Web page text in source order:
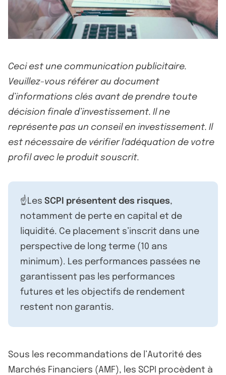
Ceci est une communication publicitaire.
Veuillez-vous référer au document
d’informations clés avant de prendre toute
décision finale d’investissement. Il ne
représente pas un conseil en investissement. Il
est nécessaire de vérifier l'adéquation de votre
profil avec le produit souscrit.
☝️Les SCPI présentent des risques,
notamment de perte en capital et de
liquidité. Ce placement s’inscrit dans une
perspective de long terme (10 ans
minimum). Les performances passées ne
garantissent pas les performances
futures et les objectifs de rendement
restent non garantis.
Sous les recommandations de l’Autorité des
Marchés Financiers (AMF), les SCPI procèdent à